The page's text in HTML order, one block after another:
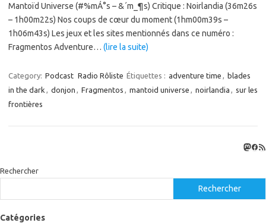
Mantoïd Universe (#%mÁ°s – &´m_¶s) Critique : Noirlandia (36m26s
– 1h00m22s) Nos coups de cœur du moment (1hm00m39s –
1h06m43s) Les jeux et les sites mentionnés dans ce numéro :
Fragmentos Adventure… (lire la suite)
Category: Podcast Radio Rôliste Étiquettes : adventure time , blades
in the dark , donjon , Fragmentos , mantoid universe , noirlandia , sur les
frontières
Flux
Rechercher
Rechercher
Catégories